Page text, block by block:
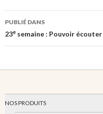
Navigation
des
PUBLIÉ DANS
23e semaine : Pouvoir
NOS PRODUITS